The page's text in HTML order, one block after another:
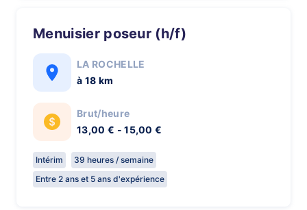
Menuisier poseur (h/f)
LA ROCHELLE
à 18 km
Brut/heure
13,00 € - 15,00 €
Intérim
39 heures / semaine
Entre 2 ans et 5 ans d'expérience